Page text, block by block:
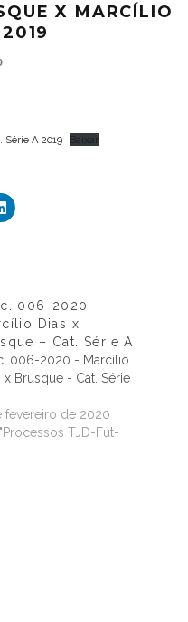
X MARCÍLIO
Série A 2019 Baixar
006-2020 –
Dias x
– Cat. Série A
006-2020 - Marcílio
x Brusque - Cat. Série
fevereiro de 2020
TJD-Fut-